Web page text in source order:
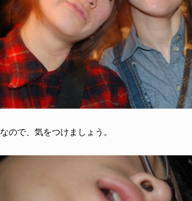
なので、気をつけましょう。